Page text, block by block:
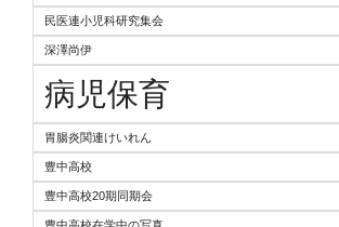
民医連小児科研究集会
深澤尚伊
病児保育
胃腸炎関連けいれん
豊中高校
豊中高校20期同期会